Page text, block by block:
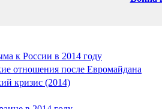
к России в 2014 году
отношения после Евромайдана
кризис (2014)